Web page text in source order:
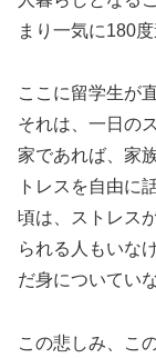
まり一気に180
ここに留学生が
それは、一日の
家であれば、家
トレスを自由に
頃は、ストレス
られる人もいな
だ身についてい
この悲しみ、こ